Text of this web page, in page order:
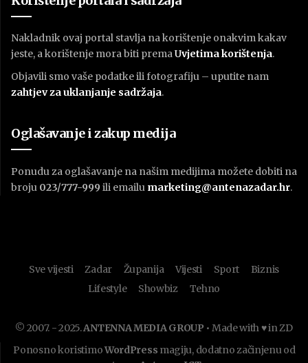
Nakladnik ovaj portal stavlja na korištenje onakvim kakav
jeste, a korištenje mora biti premaUvjetima korištenja.
Objavili smo vaše podatke ili fotografiju – uputite nam
zahtjev za uklanjanje sadržaja.
Oglašavanje i zakup medija
Ponudu za oglašavanje na našim medijima možete dobiti na
broju 023/777-999 ili emailu marketing@antenazadar.hr.
Sve vijesti Zadar Županija Vijesti Sport
Biznis
Lifestyle
Showbiz Tehno
© 2007. - 2025.ANTENNA MEDIA GROUP • Made with ♥ in ZD
Ponosno koristimoWordPress magiju, dodatno začinjenu od